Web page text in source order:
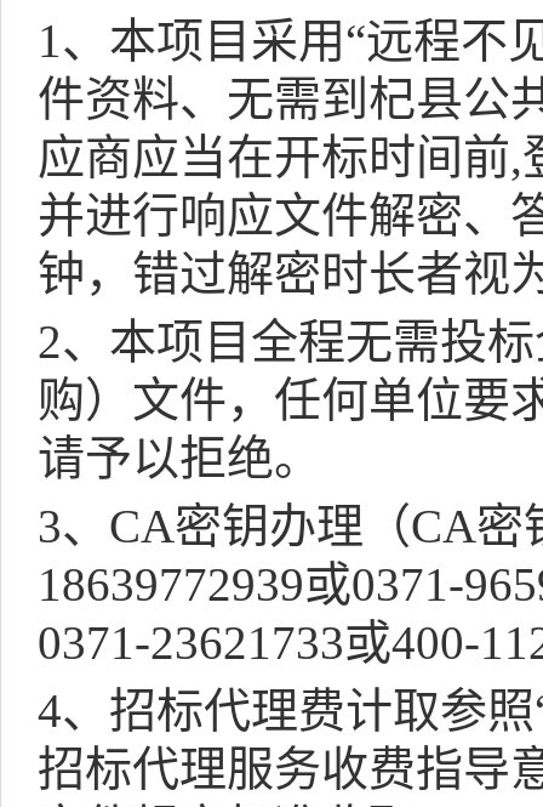
1、本项目采用“远程不
件资料、无需到杞县公
应商应当在开标时间前,
并进行响应文件解密、
钟，错过解密时长者视
2、本项目全程无需投
购）文件，任何单位要
请予以拒绝。
3、 CA密钥办理（CA密
18639772939或0371-
0371-23621733或400-
4、招标代理费计取参
招标代理服务收费指导